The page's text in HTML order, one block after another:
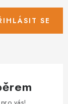
SE